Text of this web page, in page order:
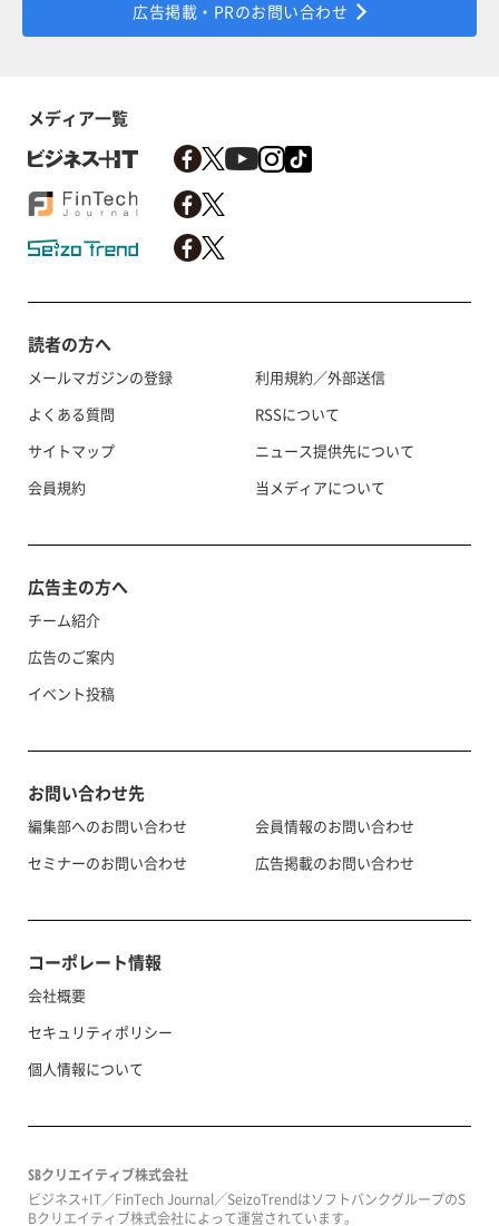
広告掲載・PRのお問い合わせ
メディア一覧
読者の方へ
メールマガジンの登録
よくある質問
サイトマップ
会員規約
利用規約／外部送信
RSSについて
ニュース提供先について
当メディアについて
広告主の方へ
チーム紹介
広告のご案内
イベント投稿
お問い合わせ先
編集部へのお問い合わせ
セミナーのお問い合わせ
会員情報のお問い合わせ
広告掲載のお問い合わせ
コーポレート情報
会社概要
セキュリティポリシー
個人情報について
SBクリエイティブ株式会社
ビジネス+IT／FinTech Journal／SeizoTrendはソフトバンクグループのS
Bクリエイティブ株式会社によって運営されています。